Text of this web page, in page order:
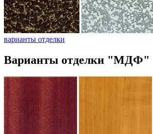
варианты отделки
Варианты отделки "МДФ"